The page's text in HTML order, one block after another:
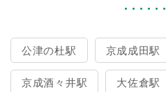
公津の杜駅 京成成田駅
京成酒々井駅 大佐倉駅